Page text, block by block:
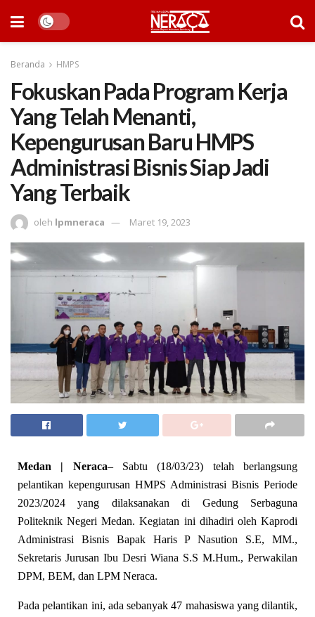
Beranda HMPS
Fokuskan Pada Program Kerja
Yang Telah Menanti,
Kepengurusan Baru HMPS
Administrasi Bisnis Siap Jadi
Yang Terbaik
oleh lpmneraca Maret 19, 2023
Medan | Neraca– Sabtu (18/03/23) telah berlangsung
pelantikan kepengurusan HMPS Administrasi Bisnis Periode
2023/2024 yang dilaksanakan di Gedung Serbaguna
Politeknik Negeri Medan. Kegiatan ini dihadiri oleh Kaprodi
Administrasi Bisnis Bapak Haris P Nasution S.E, MM.,
Sekretaris Jurusan Ibu Desri Wiana S.S M.Hum., Perwakilan
DPM, BEM, dan LPM Neraca.
Pada pelantikan ini, ada sebanyak 47 mahasiswa yang dilantik,